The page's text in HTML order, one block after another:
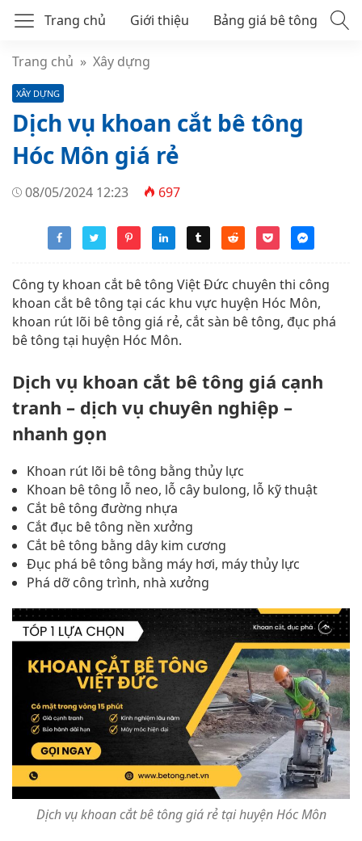
Trang chủ Giới thiệu Bảng giá bê tông
Bê tông thương phẩm
Trang chủ » Xây dựng
XÂY DỰNG
Dịch vụ khoan cắt bê tông
Hóc Môn giá rẻ
08/05/2024 12:23 697
Công ty khoan cắt bê tông Việt Đức chuyên thi công
khoan cắt bê tông tại các khu vực huyện Hóc Môn,
khoan rút lõi bê tông giá rẻ, cắt sàn bê tông, đục phá
bê tông tại huyện Hóc Môn.
Dịch vụ khoan cắt bê tông giá cạnh
tranh – dịch vụ chuyên nghiệp –
nhanh gọn
Khoan rút lõi bê tông bằng thủy lực
Khoan bê tông lỗ neo, lỗ cây bulong, lỗ kỹ thuật
Cắt bê tông đường nhựa
Cắt đục bê tông nền xưởng
Cắt bê tông bằng dây kim cương
Đục phá bê tông bằng máy hơi, máy thủy lực
Phá dỡ công trình, nhà xưởng
Dịch vụ khoan cắt bê tông giá rẻ tại huyện Hóc Môn